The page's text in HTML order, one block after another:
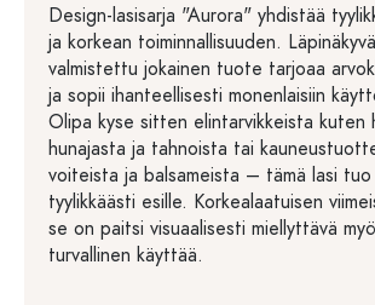
Design-lasisarja "Aurora" yhdistää
ja korkean toiminnallisuuden.
valmistettu jokainen tuote tarjoaa
ja sopii ihanteellisesti monenlaisiin
Olipa kyse sitten elintarvikkeista kuten
hunajasta ja tahnoista tai
voiteista ja balsameista – tämä lasi tuo
tyylikkäästi esille. Korkealaatuisen
se on paitsi visuaalisesti miellyttävä
turvallinen käyttää.